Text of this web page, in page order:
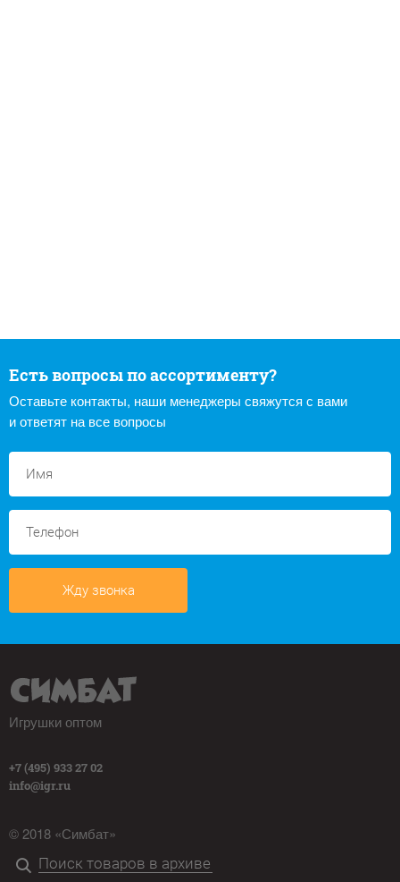
Есть вопросы по ассортименту?
Оставьте контакты, наши менеджеры свяжутся с вами
и ответят на все вопросы
Жду звонка
Игрушки оптом
+7 (495) 933 27 02
info@igr.ru
© 2018 «Симбат»